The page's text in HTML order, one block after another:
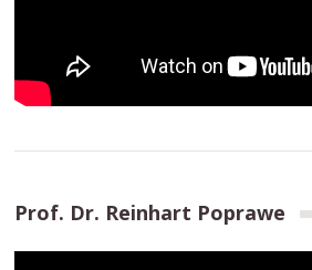
Prof. Dr. Reinhart Poprawe